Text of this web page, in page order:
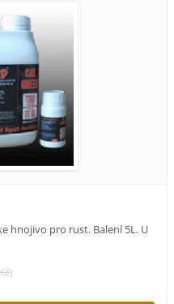
hnojivo pro rust. Balení 5L. U
)